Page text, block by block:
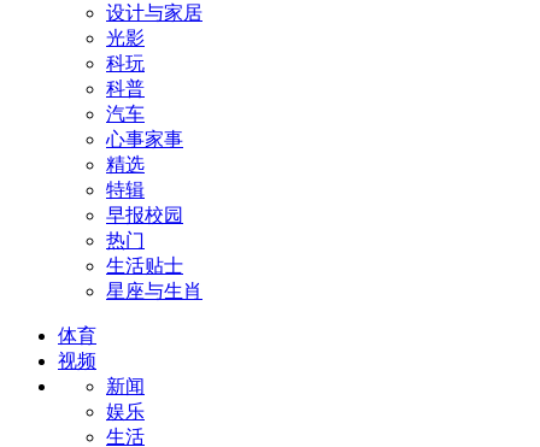
设计与家居
光影
科玩
科普
汽车
心事家事
精选
特辑
早报校园
热门
生活贴士
星座与生肖
体育
视频
新闻
娱乐
生活